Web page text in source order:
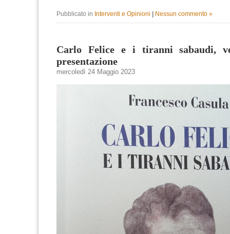
Pubblicato in Interventi e Opinioni | Nessun commento »
Carlo Felice e i tiranni sabaudi,
presentazione
mercoledì 24 Maggio 2023